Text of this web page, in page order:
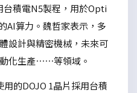
台積電N5製程，用於Opti
AI算力。魏哲家表示，多
設計與精密機械，未來可
化生產……等領域。
的DOJO 1晶片採用台積